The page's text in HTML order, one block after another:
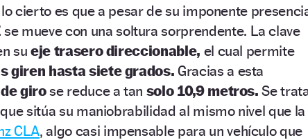
cierto es que a pesar de su imponente
se mueve con una soltura sorprendente. La clave
su eje trasero direccionable, el cual permite
giren hasta siete grados.Gracias a esta
girose reduce a tan solo 10,9 metros. Se
sitúa su maniobrabilidad al mismo nivel que la
CLA, algo casi impensable para un vehículo que